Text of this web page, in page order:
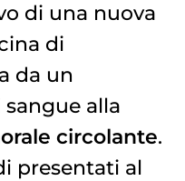
di una nuova
di
da un
alla
circolante.
presentati al